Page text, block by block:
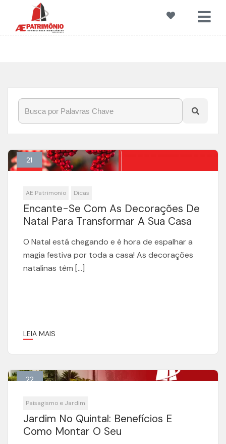
Blog»
21
AE Patrimonio Dicas
Encante-Se Com As Decorações De
Natal Para Transformar A Sua Casa
O Natal está chegando e é hora de espalhar a
magia festiva por toda a casa! As decorações
natalinas têm […]
LEIA MAIS
22
Paisagismo e Jardim
Jardim No Quintal: Benefícios E
Como Montar O Seu